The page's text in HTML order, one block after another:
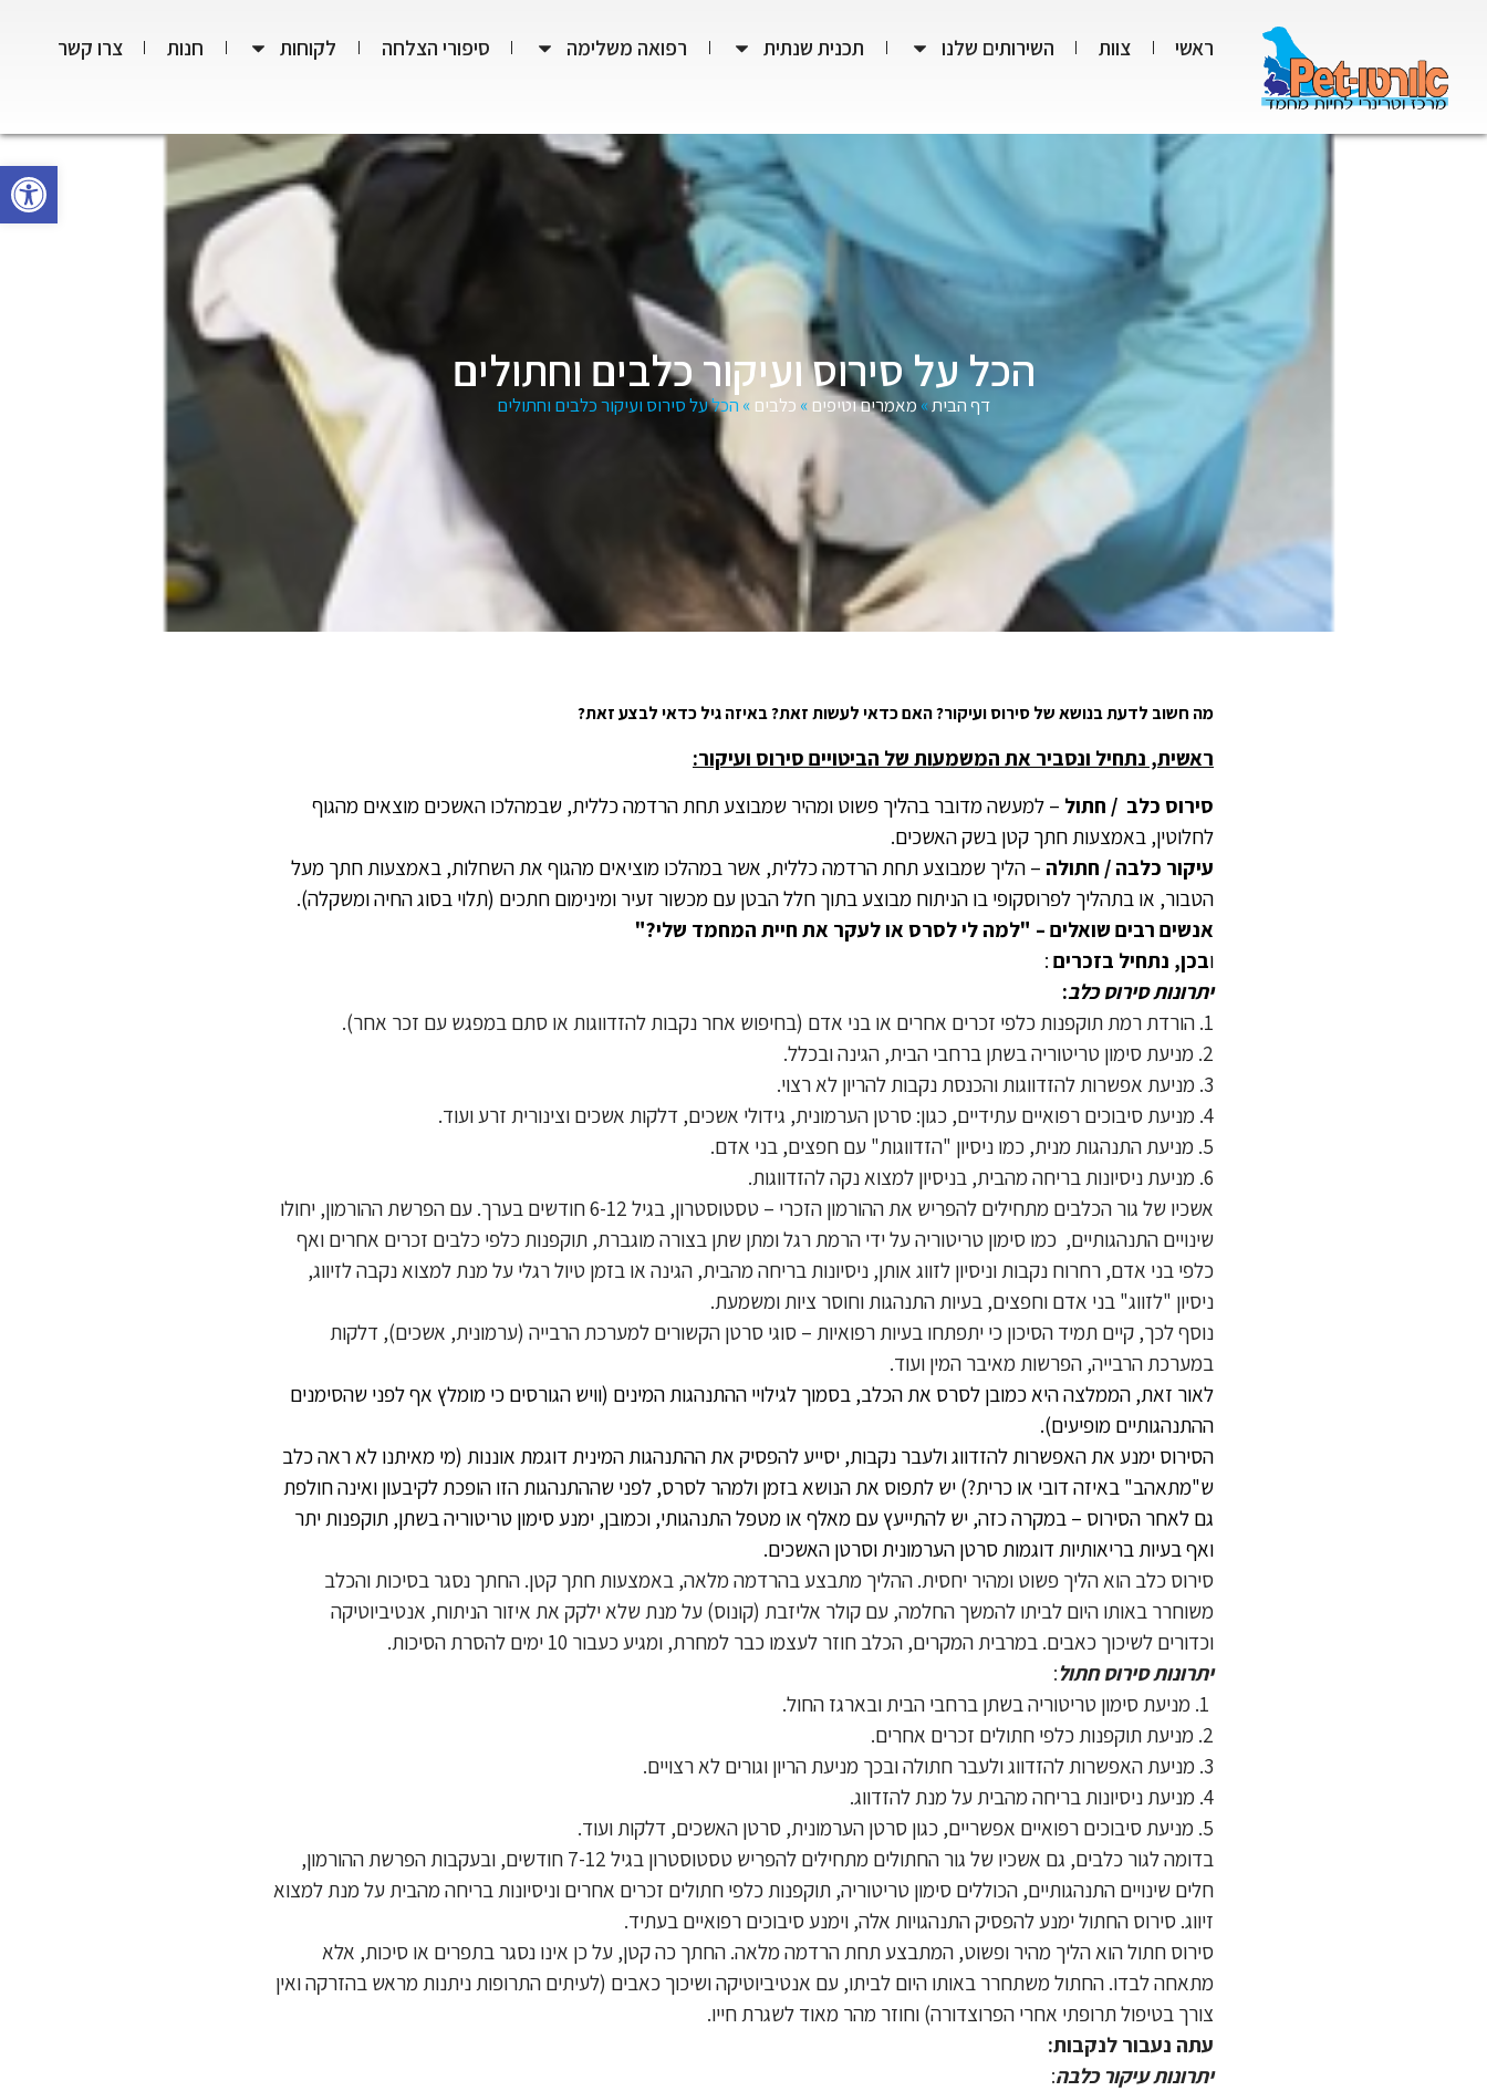
פתח
ראשי צוות השירותים שלנו תכנית שנתית רפואה משלימה סיפורי הצלחה לקוחות חנות צרו קשר
הכל על סירוס ועיקור כלבים וחתולים
דף הבית»מאמרים וטיפים » כלבים » הכל על סירוס ועיקור כלבים וחתולים
מה חשוב לדעת בנושא של סירוס ועיקור? האם כדאי לעשות זאת? באיזה גיל כדאי לבצע זאת?
ראשית, נתחיל ונסביר את המשמעות של הביטויים סירוס ועיקור:
סירוס כלב / חתול – למעשה מדובר בהליך פשוט ומהיר שמבוצע תחת הרדמה כללית, שבמהלכו האשכים מוצאים מהגוף
לחלוטין, באמצעות חתך קטן בשק האשכים.
עיקור כלבה / חתולה – הליך שמבוצע תחת הרדמה כללית, אשר במהלכו מוציאים מהגוף את השחלות, באמצעות חתך מעל
הטבור, או בתהליך לפרוסקופי בו הניתוח מבוצע בתוך חלל הבטן עם מכשור זעיר ומינימום חתכים (תלוי בסוג החיה ומשקלה).
אנשים רבים שואלים – "למה לי לסרס או לעקר את חיית המחמד שלי?"
ובכן, נתחיל בזכרים :
יתרונות סירוס כלב:
1. הורדת רמת תוקפנות כלפי זכרים אחרים או בני אדם (בחיפוש אחר נקבות להזדווגות או סתם במפגש עם זכר אחר).
2. מניעת סימון טריטוריה בשתן ברחבי הבית, הגינה ובכלל.
3. מניעת אפשרות להזדווגות והכנסת נקבות להריון לא רצוי.
4. מניעת סיבוכים רפואיים עתידיים, כגון: סרטן הערמונית, גידולי אשכים, דלקות אשכים וצינורית זרע ועוד.
5. מניעת התנהגות מנית, כמו ניסיון "הזדווגות" עם חפצים, בני אדם.
6. מניעת ניסיונות בריחה מהבית, בניסיון למצוא נקה להזדווגות.
אשכיו של גור הכלבים מתחילים להפריש את ההורמון הזכרי – טסטוסטרון, בגיל 6-12 חודשים בערך. עם הפרשת ההורמון, יחולו
שינויים התנהגותיים, כמו סימון טריטוריה על ידי הרמת רגל ומתן שתן בצורה מוגברת, תוקפנות כלפי כלבים זכרים אחרים ואף
כלפי בני אדם, רחרוח נקבות וניסיון לזווג אותן, ניסיונות בריחה מהבית, הגינה או בזמן טיול רגלי על מנת למצוא נקבה לזיווג,
ניסיון "לזווג" בני אדם וחפצים, בעיות התנהגות וחוסר ציות ומשמעת.
נוסף לכך, קיים תמיד הסיכון כי יתפתחו בעיות רפואיות – סוגי סרטן הקשורים למערכת הרבייה (ערמונית, אשכים), דלקות
במערכת הרבייה, הפרשות מאיבר המין ועוד.
לאור זאת, הממלצה היא כמובן לסרס את הכלב, בסמוך לגילויי ההתנהגות המינים (וויש הגורסים כי מומלץ אף לפני שהסימנים
ההתנהגותיים מופיעים).
הסירוס ימנע את האפשרות להזדווג ולעבר נקבות, יסייע להפסיק את ההתנהגות המינית דוגמת אוננות (מי מאיתנו לא ראה כלב
ש"מתאהב" באיזה דובי או כרית?) יש לתפוס את הנושא בזמן ולמהר לסרס, לפני שההתנהגות הזו הופכת לקיבעון ואינה חולפת
גם לאחר הסירוס – במקרה כזה, יש להתייעץ עם מאלף או מטפל התנהגותי, וכמובן, ימנע סימון טריטוריה בשתן, תוקפנות יתר
ואף בעיות בריאותיות דוגמות סרטן הערמונית וסרטן האשכים.
סירוס כלב הוא הליך פשוט ומהיר יחסית. ההליך מתבצע בהרדמה מלאה, באמצעות חתך קטן. החתך נסגר בסיכות והכלב
משוחרר באותו היום לביתו להמשך החלמה, עם קולר אליזבת (קונוס) על מנת שלא ילקק את איזור הניתוח, אנטיביוטיקה
וכדורים לשיכוך כאבים. במרבית המקרים, הכלב חוזר לעצמו כבר למחרת, ומגיע כעבור 10 ימים להסרת הסיכות.
יתרונות סירוס חתול:
2. מניעת תוקפנות כלפי חתולים זכרים אחרים.
3. מניעת האפשרות להזדווג ולעבר חתולה ובכך מניעת הריון וגורים לא רצויים.
4. מניעת ניסיונות בריחה מהבית על מנת להזדווג.
5. מניעת סיבוכים רפואיים אפשריים, כגון סרטן הערמונית, סרטן האשכים, דלקות ועוד.
בדומה לגור כלבים, גם אשכיו של גור החתולים מתחילים להפריש טסטוסטרון בגיל 7-12 חודשים, ובעקבות הפרשת ההורמון,
חלים שינויים התנהגותיים, הכוללים סימון טריטוריה, תוקפנות כלפי חתולים זכרים אחרים וניסיונות בריחה מהבית על מנת למצוא
זיווג. סירוס החתול ימנע להפסיק התנהגויות אלה, וימנע סיבוכים רפואיים בעתיד.
סירוס חתול הוא הליך מהיר ופשוט, המתבצע תחת הרדמה מלאה. החתך כה קטן, על כן אינו נסגר בתפרים או סיכות, אלא
מתאחה לבדו. החתול משתחרר באותו היום לביתו, עם אנטיביוטיקה ושיכוך כאבים (לעיתים התרופות ניתנות מראש בהזרקה ואין
צורך בטיפול תרופתי אחרי הפרוצדורה) וחוזר מהר מאוד לשגרת חייו.
עתה נעבור לנקבות:
יתרונות עיקור כלבה: